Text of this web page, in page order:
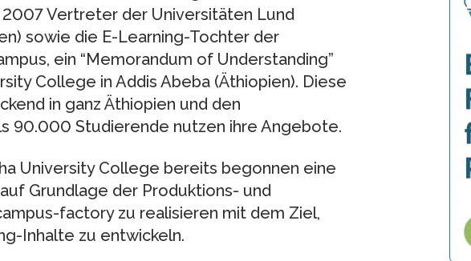
Vertreter der Universitäten Lund
sowie die E-Learning-Tochter der
ein “Memorandum of Understanding”
College in Addis Abeba (Äthiopien). Diese
in ganz Äthiopien und den
90.000 Studierende nutzen ihre Angebote.
University College bereits begonnen eine
Grundlage der Produktions- und
factory zu realisieren mit dem Ziel,
Inhalte zu entwickeln.